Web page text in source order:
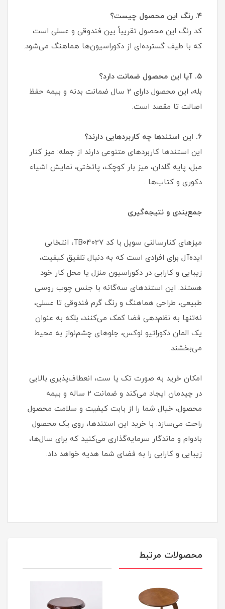
۴. رنگ این محصول چیست؟
کد رنگ این محصول تقریباً بین فندوقی و عسلی است
که با طیف گسترده‌ای از دکوراسیون‌ها هماهنگ می‌شود.
۵. آیا این محصول ضمانت دارد؟
بله، این محصول دارای ۲ سال ضمانت بدنه و بیمه حفظ
اصالت تا مقصد است.
۶. این استندها چه کاربردهایی دارند؟
این استندها کاربردهای متنوعی دارند از جمله: میز کنار
مبل، پایه گلدان، میز بار کوچک، پاتختی، نمایش اشیاء
دکوری و کتاب‌ها .
جمع‌بندی و نتیجه‌گیری
میزهای کنارسالنی سویل با کد TB04027، انتخابی
ایده‌آل برای افرادی است که به دنبال تلفیق کیفیت،
زیبایی و کارایی در دکوراسیون منزل یا محل کار خود
هستند. این استندهای سه‌گانه با جنس چوب روسی
طبیعی، طراحی هماهنگ و رنگ گرم فندوقی تا عسلی،
نه‌تنها به نظم‌دهی فضا کمک می‌کنند، بلکه به عنوان
یک المان دکوراتیو لوکس، جلوهای چشم‌نواز به محیط
می‌بخشند.
امکان خرید به صورت تک یا ست، انعطاف‌پذیری بالایی
در چیدمان ایجاد می‌کند و ضمانت ۲ ساله و بیمه
محصول، خیال شما را از بابت کیفیت و سلامت محصول
راحت می‌سازد. با خرید این استندها، روی یک محصول
بادوام و ماندگار سرمایه‌گذاری می‌کنید که برای سال‌ها،
زیبایی و کارایی را به فضای شما هدیه خواهد داد.
محصولات مرتبط